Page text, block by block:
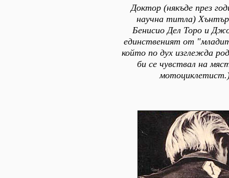
Доктор (някъде през
научна титла)
Бенисио Дел Торо и
единственият от
който по дух изглежда
би се чувствал на